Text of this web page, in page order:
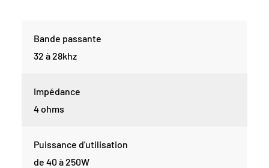
Bande passante
32 à 28khz
Impédance
4 ohms
Puissance d'utilisation
de 40 à 250W